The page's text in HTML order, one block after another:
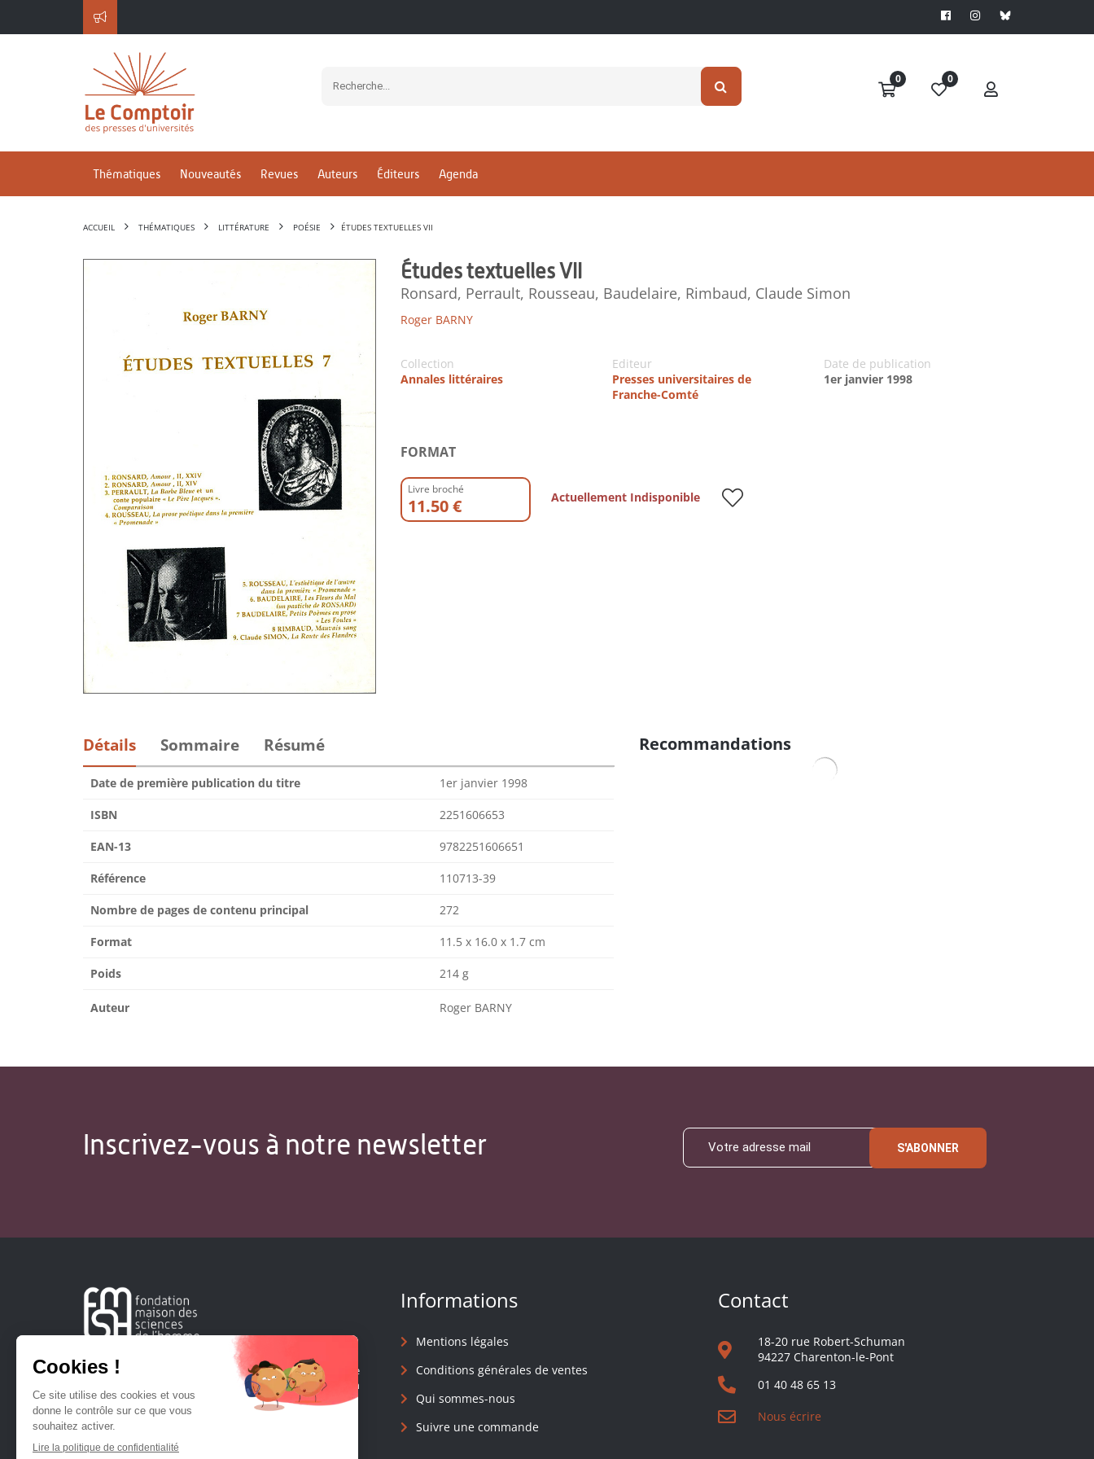
0 0
Thématiques Nouveautés Revues Auteurs Éditeurs Agenda
ACCUEIL THÉMATIQUES LITTÉRATURE POÉSIE ÉTUDES TEXTUELLES VII
Études textuelles VII
Ronsard, Perrault, Rousseau, Baudelaire, Rimbaud, Claude Simon
Roger BARNY
Collection
Annales littéraires
Editeur
Presses universitaires de
Franche-Comté
Date de publication
1er janvier 1998
FORMAT
Livre broché
11.50 € Actuellement Indisponible
Détails Sommaire Résumé
Date de première publication du titre 1er janvier 1998
ISBN 2251606653
EAN-13 9782251606651
Référence 110713-39
Nombre de pages de contenu principal 272
Format 11.5 x 16.0 x 1.7 cm
Poids 214 g
Auteur Roger BARNY
Recommandations
Inscrivez-vous à notre newsletter S'ABONNER
Créée en 1963, la Fondation Maison Sciences de l'Homme
soutient la recherche et la diffusion des connaissances en
sciences humaines et sociales.
Informations
Mentions légales
Conditions générales de ventes
Qui sommes-nous
Suivre une commande
Contact
18-20 rue Robert-Schuman
94227 Charenton-le-Pont
01 40 48 65 13
Nous écrire